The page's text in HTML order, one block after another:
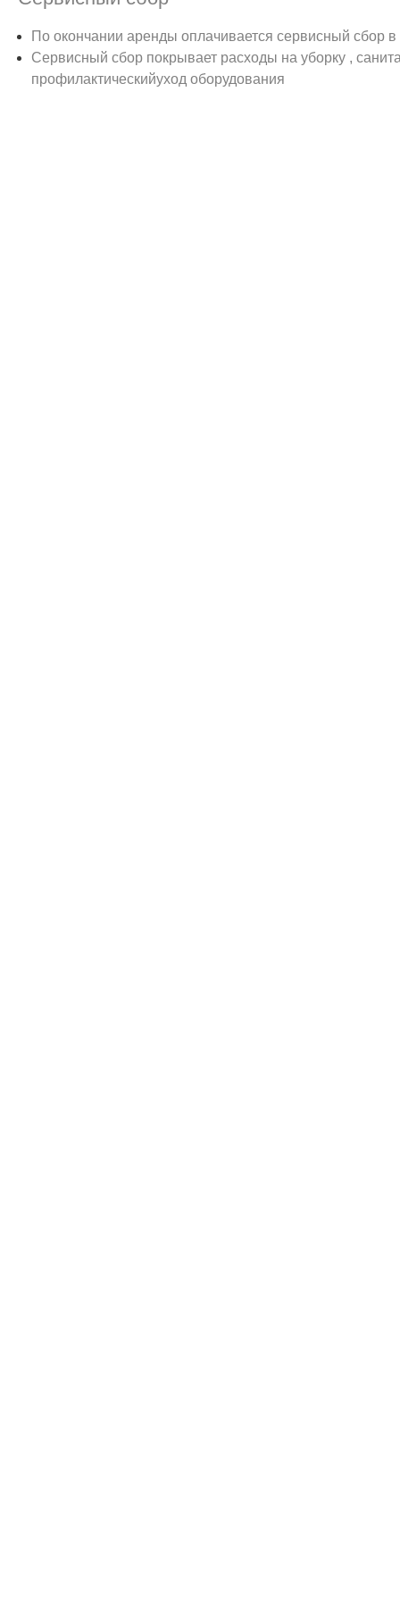
По окончании аренды оплачивается сервисный сбор
Сервисный сбор покрывает расходы на уборку ,
профилактическийуход оборудования